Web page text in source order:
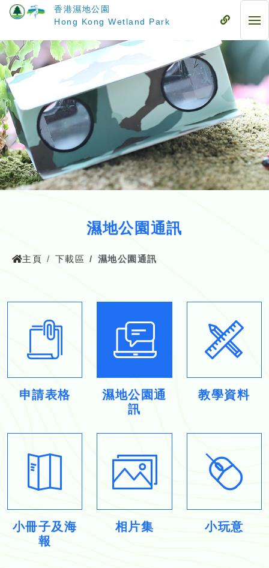
要
內
容
香港濕地公園
Hong Kong Wetland Park
流
式
目
錄
流
動
式
濕地公園通訊
主頁 下載區 濕地公園通訊
申請表格
濕地公園通
訊
教學資料
小冊子及海
報
相片集 小玩意